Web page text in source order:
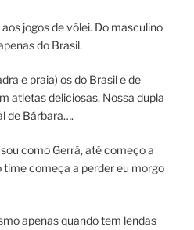
jogos de vôlei. Do masculino
do Brasil.
e praia) os do Brasil e de
atletas deliciosas. Nossa dupla
de Bárbara….
como Gerrá, até começo a
time começa a perder eu morgo
apenas quando tem lendas